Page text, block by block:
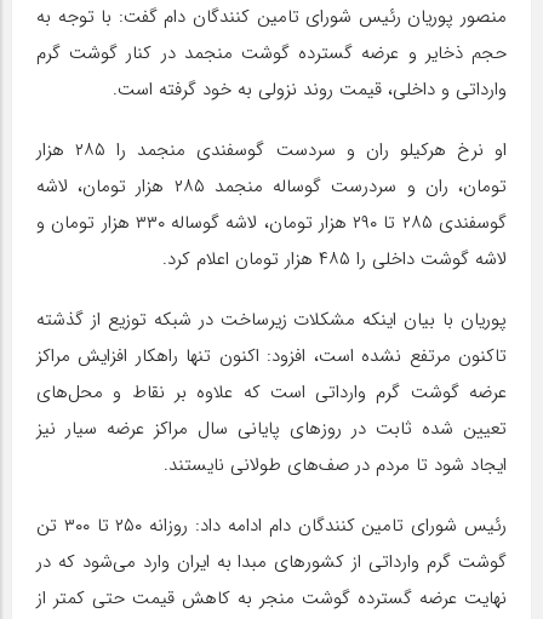
منصور پوریان رئیس شورای تامین کنند‌گان دام گفت: با توجه به
حجم ذخایر و عرضه گسترده گوشت منجمد در کنار گوشت گرم
وارداتی و داخلی، قیمت روند نزولی به خود گرفته است.
او نرخ هرکیلو ران و سردست گوسفندی منجمد را ۲۸۵ هزار
تومان، ران و سردرست گوساله منجمد ۲۸۵ هزار تومان، لاشه
گوسفندی ۲۸۵ تا ۲۹۰ هزار تومان، لاشه گوساله ۳۳۰ هزار تومان و
لاشه گوشت داخلی را ۴۸۵ هزار تومان اعلام کرد.
پوریان با بیان اینکه مشکلات زیرساخت در شبکه توزیع از گذشته
تاکنون مرتفع نشده است، افزود: اکنون تنها راهکار افزایش مراکز
عرضه گوشت گرم وارداتی است که علاوه بر نقاط و محل‌های
تعیین شده ثابت در روز‌های پایانی سال مراکز عرضه سیار نیز
ایجاد شود تا مردم در صف‌های طولانی نایستند.
رئیس شورای تامین کنندگان دام ادامه داد: روزانه ۲۵۰ تا ۳۰۰ تن
گوشت گرم وارداتی از کشور‌های مبدا به ایران وارد می‌شود که در
نهایت عرضه گسترده گوشت منجر به کاهش قیمت حتی کمتر از